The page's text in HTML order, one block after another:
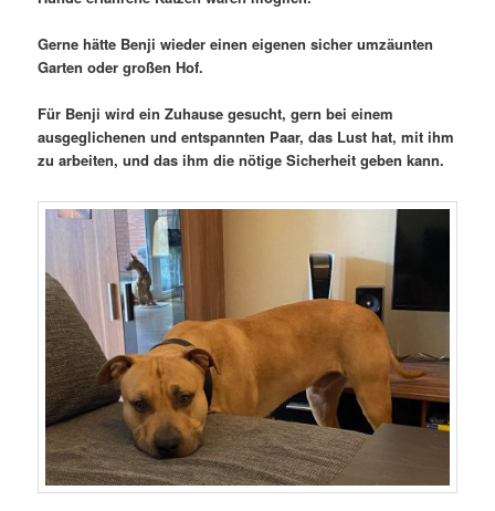
Gerne hätte Benji wieder einen eigenen sicher umzäunten
Garten oder großen Hof.
Für Benji wird ein Zuhause gesucht, gern bei einem
ausgeglichenen und entspannten Paar, das Lust hat, mit ihm
zu arbeiten, und das ihm die nötige Sicherheit geben kann.